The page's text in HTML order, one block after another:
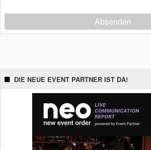
Absenden
DIE NEUE EVENT PARTNER IST DA!